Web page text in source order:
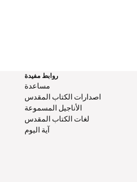
روابط مفيدة
مساعدة
اصدارات الكتاب المقدس
الأناجيل المسموعة
لغات الكتاب المقدس
آية اليوم